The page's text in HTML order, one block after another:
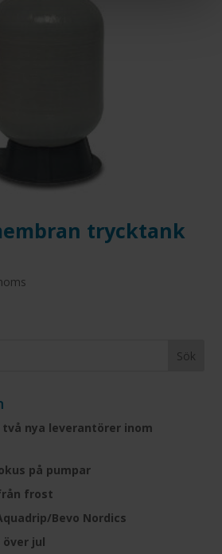
trycktank
nya leverantörer inom
på pumpar
frost
Bevo Nordics
jul